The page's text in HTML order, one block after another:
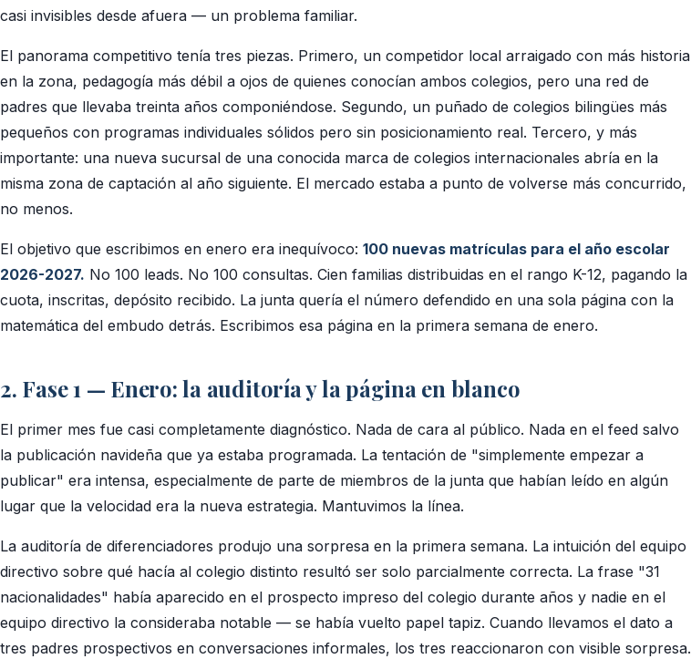
casi invisibles desde afuera — un problema familiar.
El panorama competitivo tenía tres piezas. Primero, un competidor local arraigado con más historia
en la zona, pedagogía más débil a ojos de quienes conocían ambos colegios, pero una red de
padres que llevaba treinta años componiéndose. Segundo, un puñado de colegios bilingües más
pequeños con programas individuales sólidos pero sin posicionamiento real. Tercero, y más
importante: una nueva sucursal de una conocida marca de colegios internacionales abría en la
misma zona de captación al año siguiente. El mercado estaba a punto de volverse más concurrido,
no menos.
El objetivo que escribimos en enero era inequívoco: 100 nuevas matrículas para el año escolar
2026-2027. No 100 leads. No 100 consultas. Cien familias distribuidas en el rango K-12, pagando la
cuota, inscritas, depósito recibido. La junta quería el número defendido en una sola página con la
matemática del embudo detrás. Escribimos esa página en la primera semana de enero.
2. Fase 1 — Enero: la auditoría y la página en blanco
El primer mes fue casi completamente diagnóstico. Nada de cara al público. Nada en el feed salvo
la publicación navideña que ya estaba programada. La tentación de "simplemente empezar a
publicar" era intensa, especialmente de parte de miembros de la junta que habían leído en algún
lugar que la velocidad era la nueva estrategia. Mantuvimos la línea.
La auditoría de diferenciadores produjo una sorpresa en la primera semana. La intuición del equipo
directivo sobre qué hacía al colegio distinto resultó ser solo parcialmente correcta. La frase "31
nacionalidades" había aparecido en el prospecto impreso del colegio durante años y nadie en el
equipo directivo la consideraba notable — se había vuelto papel tapiz. Cuando llevamos el dato a
tres padres prospectivos en conversaciones informales, los tres reaccionaron con visible sorpresa.